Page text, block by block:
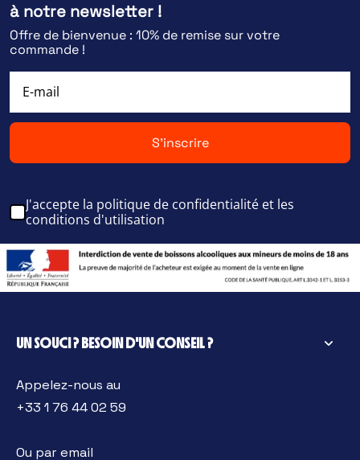
à notre newsletter !
Offre de bienvenue : 10% de remise sur votre
commande !
S'inscrire
J'accepte la politique de confidentialité et les
conditions d'utilisation
UN SOUCI ? BESOIN D'UN CONSEIL ?
Appelez-nous au
+33 1 76 44 02 59
Ou par email